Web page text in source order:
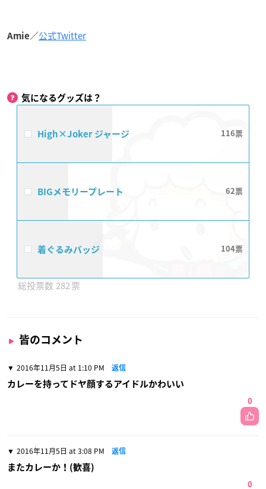
Amie／公式Twitter
気になるグッズは？
High×Joker ジャージ 116
BIGメモリープレート 62
着ぐるみバッジ​ 104
282
皆のコメント
2016年11月5日 at 1:10 PM 返信
カレーを持ってドヤ顔するアイドルかわいい
0
2016年11月5日 at 3:08 PM 返信
またカレーか！(歓喜)
0